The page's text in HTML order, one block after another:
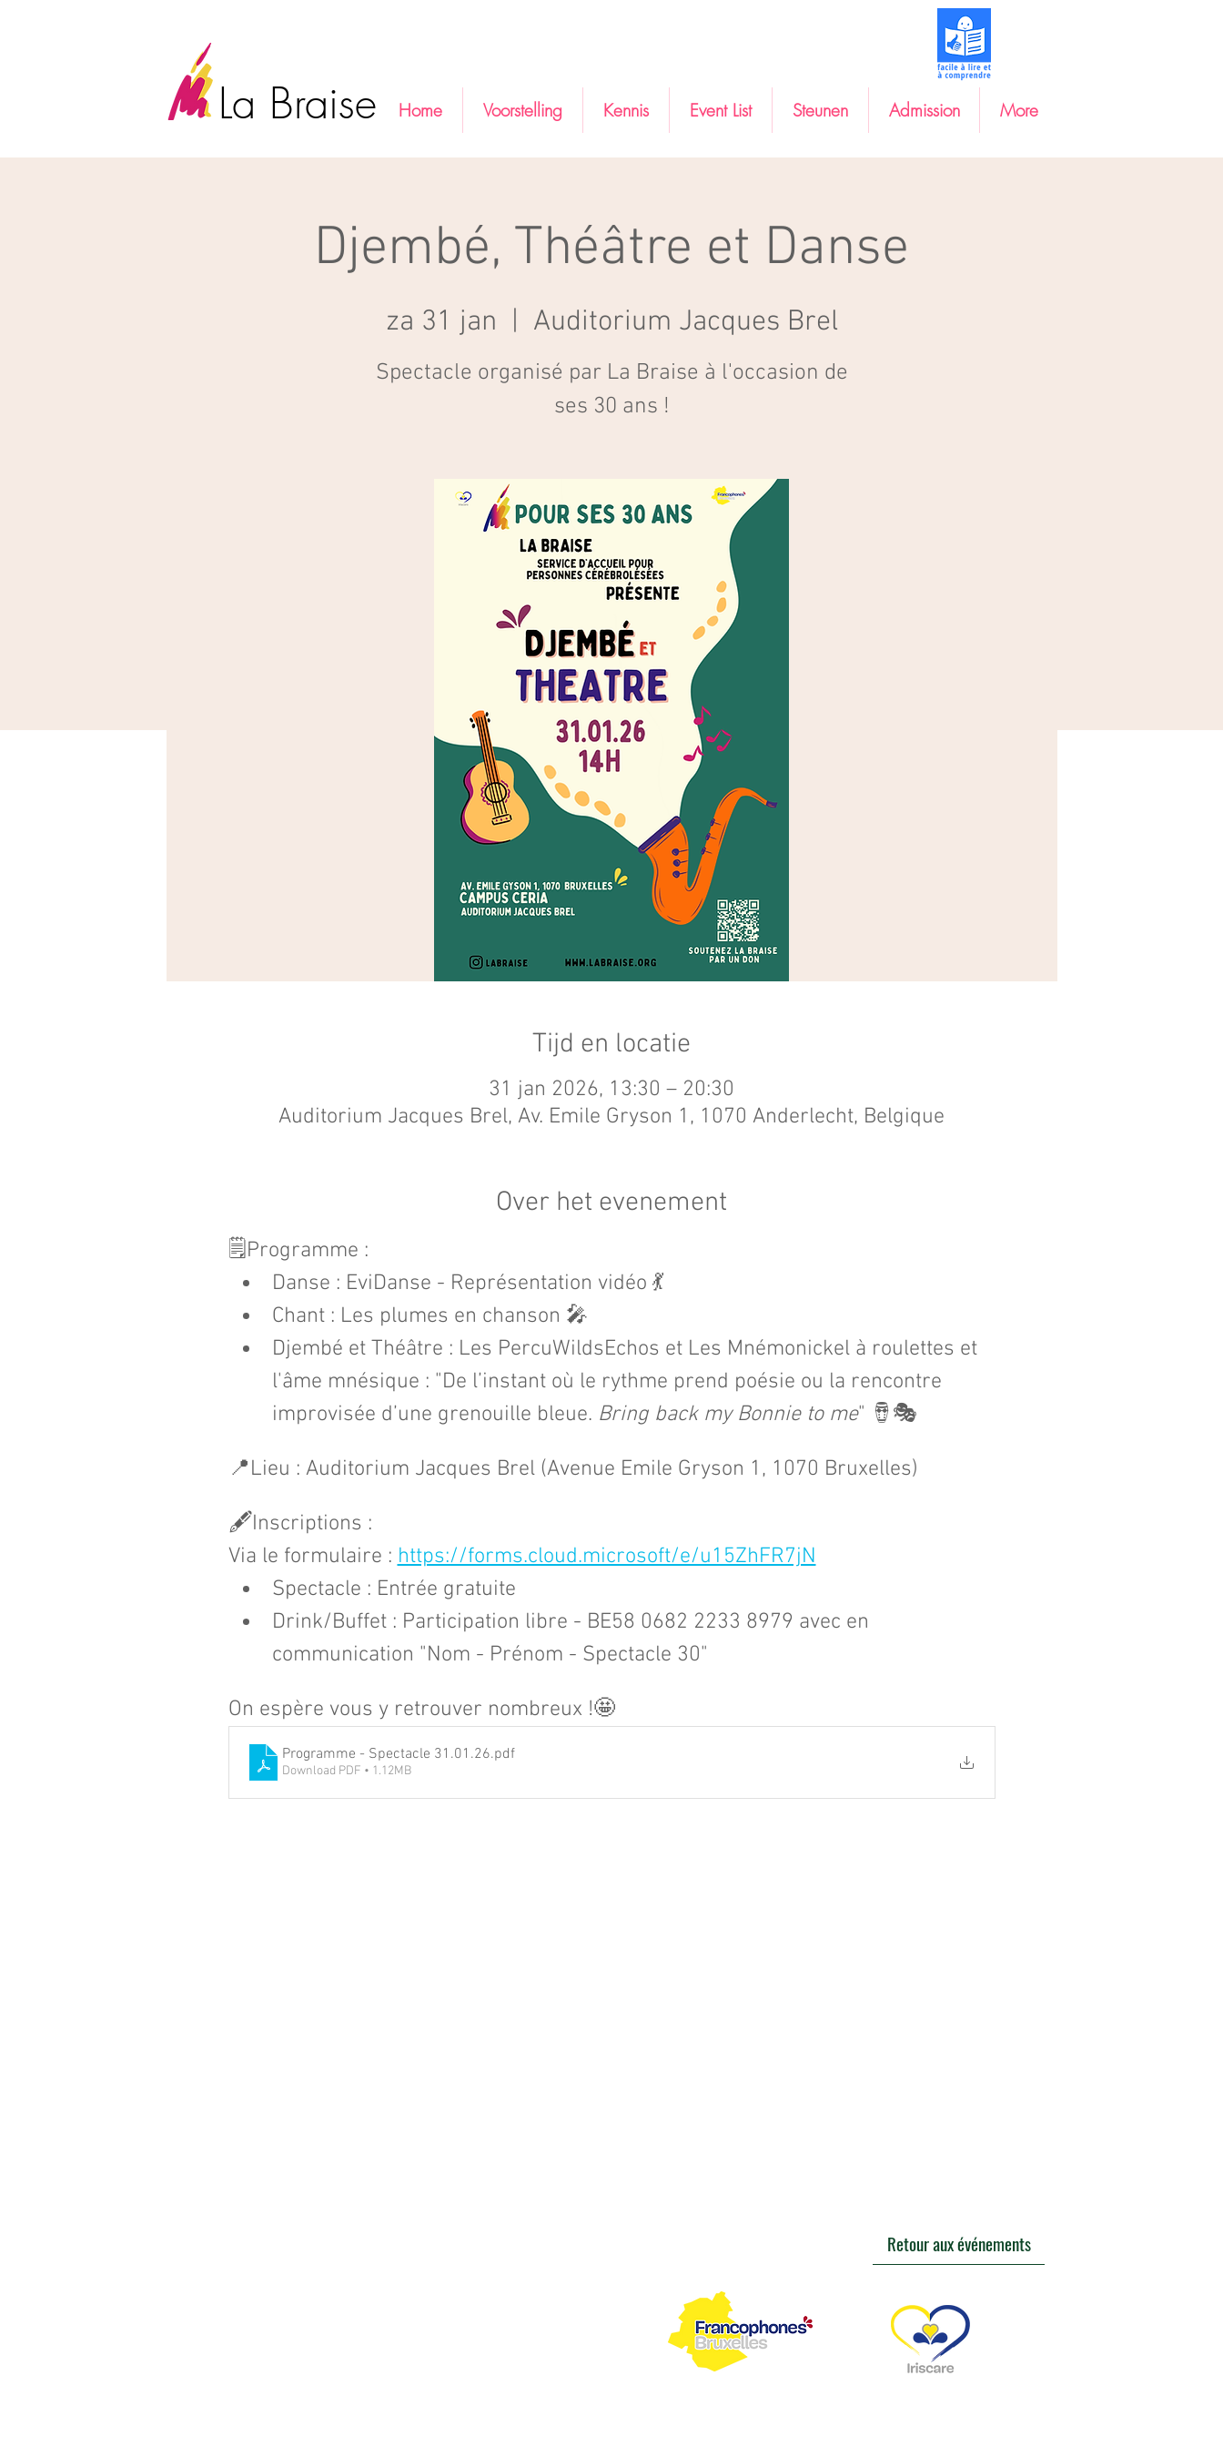
La Braise Home Voorstelling Kennis Event List Steunen Admission More
Djembé, Théâtre et Danse
za 31 jan
  |
Auditorium Jacques Brel
Spectacle organisé par La Braise à l'occasion de
ses 30 ans !
Tijd en locatie
31 jan 2026, 13:30 – 20:30
Auditorium Jacques Brel, Av. Emile Gryson 1, 1070 Anderlecht, Belgique
Over het evenement
🗒️Programme :
Danse : EviDanse - Représentation vidéo​ 💃
Chant : Les plumes en chanson 🎤
Djembé et Théâtre : Les PercuWildsEchos et Les Mnémonickel à roulettes et
l'âme mnésique : "De l’instant où le rythme prend poésie ou la rencontre
improvisée d’une grenouille bleue. Bring back my Bonnie to me" 🪘🎭
📍​Lieu : Auditorium Jacques Brel (Avenue Emile Gryson 1, 1070 Bruxelles) ​​
🖋️Inscriptions : ​​
Via le formulaire : https://forms.cloud.microsoft/e/u15ZhFR7jN
Spectacle : Entrée gratuite
Drink/Buffet : Participation libre - BE58 0682 2233 8979 avec en
communication "Nom - Prénom - Spectacle 30"
On espère vous y retrouver nombreux !🤩
Programme - Spectacle 31.01.26.pdf
Download PDF • 1.12MB
Retour aux événements